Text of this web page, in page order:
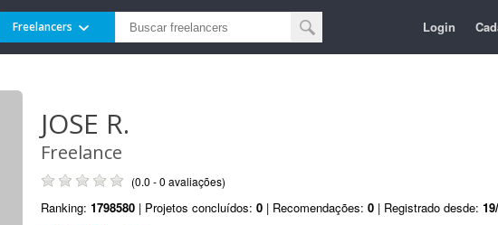
Freelancers Login
JOSE R.
Freelance
(0.0 - 0 avaliações)
Ranking: 1798580 | Projetos concluídos: 0 | Recomendações: 0 | Registrado desde: